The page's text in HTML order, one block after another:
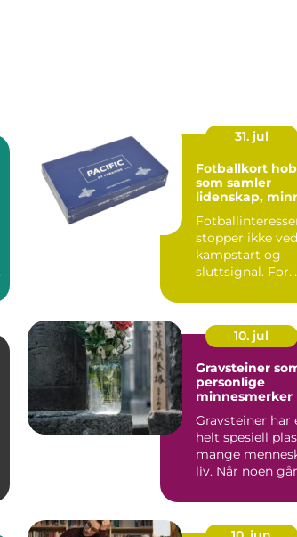
31. jul
Fotballkort hobbyen
som samler
lidenskap,
stopper ikke ved
kampstart og
sluttsignal. For
engasjementet i
10. jul
Gravsteiner
personlige
minnesmerker
Gravsteiner har
helt spesiell
mange
liv. Når noen